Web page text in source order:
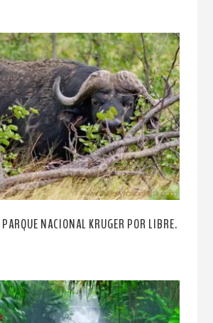
NACIONAL KRUGER POR LIBRE.